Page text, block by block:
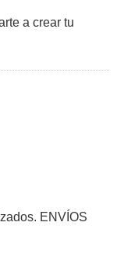
a crear tu
ENVÍOS